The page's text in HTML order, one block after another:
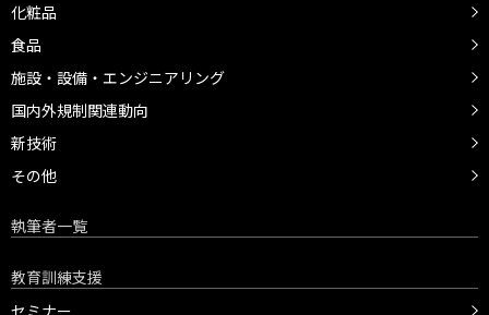
化粧品
食品
施設・設備・エンジニアリング
国内外規制関連動向
新技術
その他
執筆者一覧
教育訓練支援
セミナー